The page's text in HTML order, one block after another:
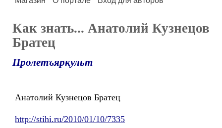
Как знать... Анатолий Кузнецов
Братец
Пролетъяркульт
Анатолий Кузнецов Братец
http://stihi.ru/2010/01/10/7335